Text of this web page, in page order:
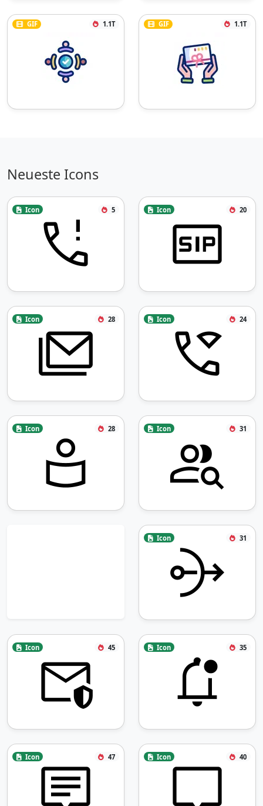
GIF 1.1T GIF 1.1T
Neueste Icons
Icon 5 Icon 20
Icon 28 Icon 24
Icon 28 Icon 31
Icon 31
Icon 45 Icon 35
Icon 47 Icon 40